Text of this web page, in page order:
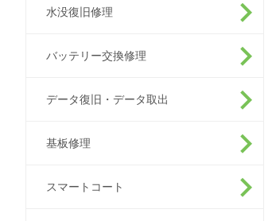
水没復旧修理
バッテリー交換修理
データ復旧・データ取出
基板修理
スマートコート